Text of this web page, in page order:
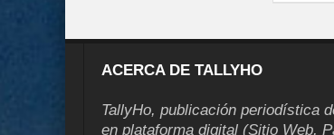
ACERCA DE TALLYHO
TallyHo, publicación periodística
en plataforma digital (Sitio Web,